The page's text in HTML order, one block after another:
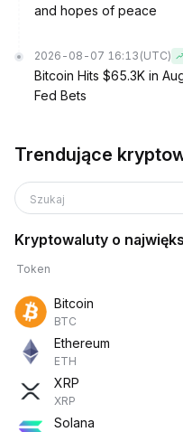
and hopes of peace
2026-08-07 16:13 (UTC)
Bitcoin Hits $65.3K in
Fed Bets
Trendujące
Szukaj
Kryptowaluty o
Token
Bitcoin
BTC
Ethereum
ETH
XRP
XRP
Solana